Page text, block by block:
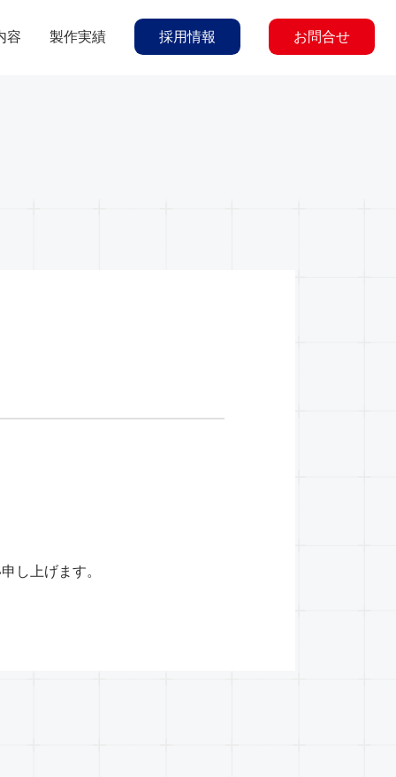
容 製作実績 採用情報 お問合せ
し上げます。